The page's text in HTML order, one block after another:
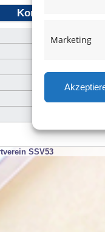
Marketing
SSV53